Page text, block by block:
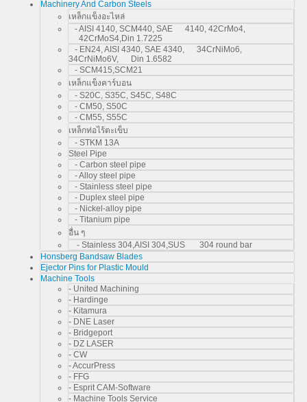
Machinery And Carbon Steels
เหล็กแข็งอะไหล่
- AISI 4140, SCM440, SAE 4140, 42CrMo4,
42CrMoS4,Din 1.7225
- EN24, AISI 4340, SAE 4340, 34CrNiMo6,
34CrNiMo6V, Din 1.6582
- SCM415,SCM21
เหล็กแข็งคาร์บอน
- S20C, S35C, S45C, S48C
- CM50, S50C
- CM55, S55C
เหล็กท่อไร้ตะเข็บ
- STKM 13A
Steel Pipe
- Carbon steel pipe
- Alloy steel pipe
- Stainless steel pipe
- Duplex steel pipe
- Nickel-alloy pipe
- Titanium pipe
อื่น ๆ
- Stainless 304,AISI 304,SUS 304 round bar
Honsberg Bandsaw Blades
Ejector Pins for Plastic Mould
Machine Tools
- United Machining
- Hardinge
- Kitamura
- DNE Laser
- Bridgeport
- DZ LASER
- CW
- AccurPress
- FFG
- Esprit CAM-Software
- Machine Tools Service